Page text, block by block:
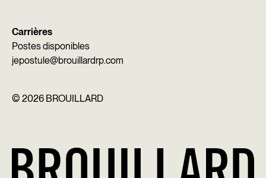
© 2026 BROUILLARD
Carrières
Postes disponibles
jepostule@brouillardrp.com